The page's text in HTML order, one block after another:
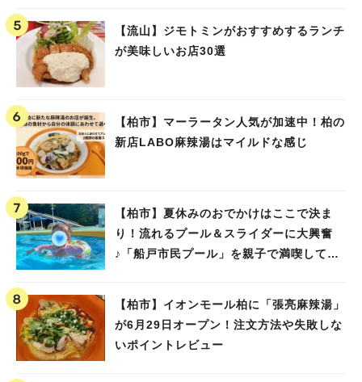
【流山】ジモトミンがおすすめするランチ
が美味しいお店30選
【柏市】マーラータン人気が加速中！柏の
新店LABO麻辣湯はマイルドな感じ
【柏市】夏休みのおでかけはここで決ま
り！流れるプール＆スライダーに大興奮
♪「船戸市民プール」を親子で満喫してき
【柏市】イオンモール柏に「張亮麻辣湯」
が6月29日オープン！注文方法や失敗しな
いポイントレビュー